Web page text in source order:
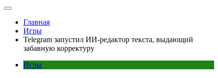
Главная
Игры
Telegram запустил ИИ-редактор текста, выдающий
забавную корректуру
Игры